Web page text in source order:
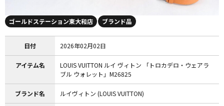
ゴールドステーション東大和店 ブランド品
日付 2026年02月02日
アイテム名
LOUIS VUITTON ルイ ヴィトン 「トロカデロ・ウェアラ
ブル ウォレット」M26825
ブランド名 ルイヴィトン (LOUIS VUITTON)